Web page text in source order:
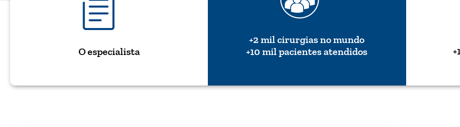
O especialista
+2 mil cirurgias no mundo
+10 mil pacientes atendidos